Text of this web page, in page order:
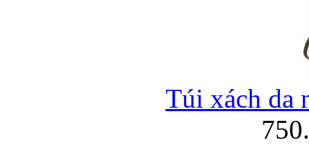
Túi xách da